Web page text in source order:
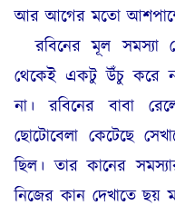
আর আগের মতো
রবিনের মূল সমস্যা
থেকেই একটু উঁচু করে
না। রবিনের বাবা
ছোটোবেলা কেটেছে
ছিল। তার কানের
নিজের কান দেখাতে ছয়